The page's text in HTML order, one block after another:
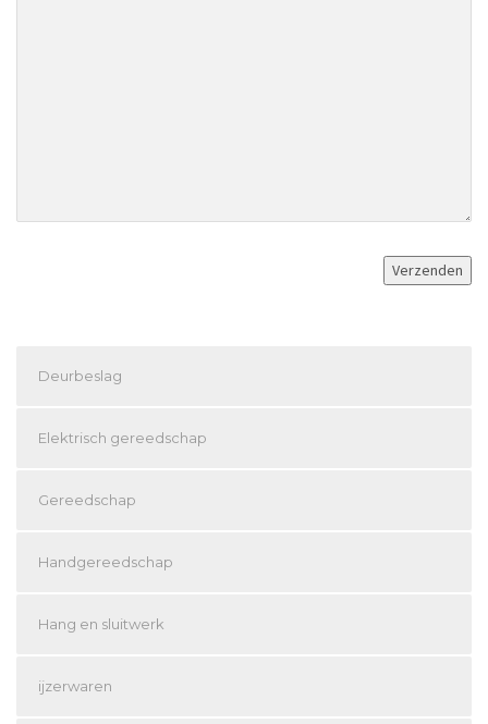
Deurbeslag
Elektrisch gereedschap
Gereedschap
Handgereedschap
Hang en sluitwerk
ijzerwaren